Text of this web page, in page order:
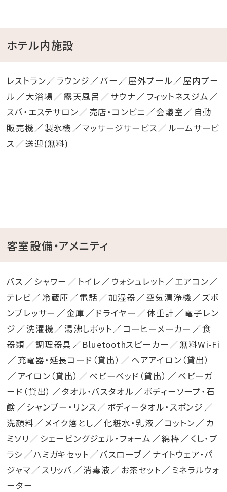
ホテル内施設
レストラン ラウンジ バー 屋外プール
屋内プー
ル
大浴場 露天風呂 サウナ
フィットネスジム
スパ・エステサロン
売店・コンビニ 会議室
自動
販売機
製氷機 マッサージサービス
ルームサービ
ス
送迎(無料)
客室設備・アメニティ
バス シャワー トイレ ウォシュレット
エアコン
テレビ
冷蔵庫 電話 加湿器 空気清浄機
ズボ
ンプレッサー
金庫 ドライヤー 体重計
電子レン
ジ
洗濯機 湯沸しポット コーヒーメーカー
食
器類
調理器具 Bluetoothスピーカー
無料Wi-Fi
充電器・延長コード（貸出）
ヘアアイロン（貸出）
アイロン（貸出）
ベビーベッド（貸出）
ベビーガ
ード（貸出）
タオル・バスタオル
ボディーソープ・石
鹸
シャンプー・リンス
ボディータオル・スポンジ
洗顔料
メイク落とし 化粧水・乳液 コットン
カ
ミソリ
シェービングジェル・フォーム 綿棒
くし・ブ
ラシ
ハミガキセット バスローブ
ナイトウェア・パ
ジャマ
スリッパ 消毒液 お茶セット
ミネラルウォ
ーター